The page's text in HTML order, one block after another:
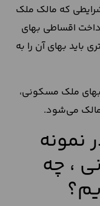
که مالک ملک
اقساطی بهای
بهای آن را به
بهای ملک مسکونی،
می‌شود.
نمونه
، چه